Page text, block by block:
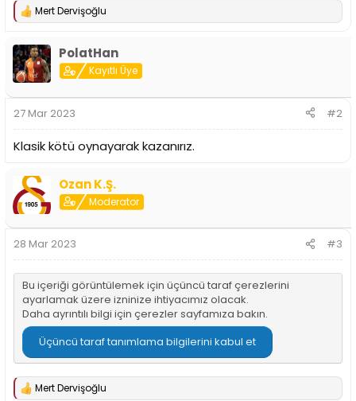
T
p
k
i
l
:
Mert Dervişoğlu
PolatHan
Kayıtlı Üye
27 Mar 2023 #2
Klasik kötü oynayarak kazanırız.
Ozan K.Ş.
Moderator
28 Mar 2023 #3
Bu içeriği görüntülemek için üçüncü taraf çerezlerini
ayarlamak üzere izninize ihtiyacımız olacak.
Daha ayrıntılı bilgi için çerezler sayfamıza bakın.
Üçüncü taraf tanımlama bilgilerini kabul et
T
Mert Dervişoğlu